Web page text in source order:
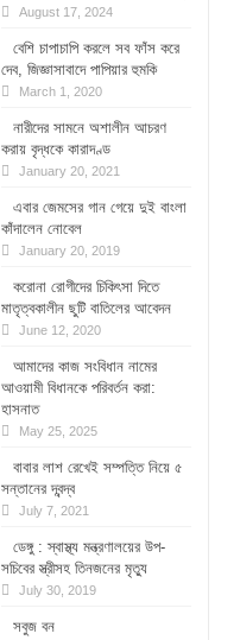
August 17, 2024
বেশি চাপাচাপি করলে সব ফাঁস করে
দেব, জিজ্ঞাসাবাদে পাপিয়ার হুমকি
March 1, 2020
নারীদের সামনে অশালীন আচরণ
করায় বৃদ্ধকে কারাদণ্ড
January 20, 2021
এবার জেমসের গান গেয়ে দুই বাংলা
কাঁদালেন নোবেল
January 20, 2019
করোনা রোগীদের চিকিৎসা দিতে
মাতৃত্বকালীন ছুটি বাতিলের আবেদন
June 12, 2020
আমাদের কাজ সংবিধান নামের
আওয়ামী বিধানকে পরিবর্তন করা:
হাসনাত
May 25, 2025
বাবার লাশ রেখেই সম্পত্তি নিয়ে ৫
সন্তানের দ্বন্দ্ব
July 7, 2021
ডেঙ্গু : স্বাস্থ্য মন্ত্রণালয়ের উপ-
সচিবের স্ত্রীসহ তিনজনের মৃত্যু
July 30, 2019
সবুজ বন